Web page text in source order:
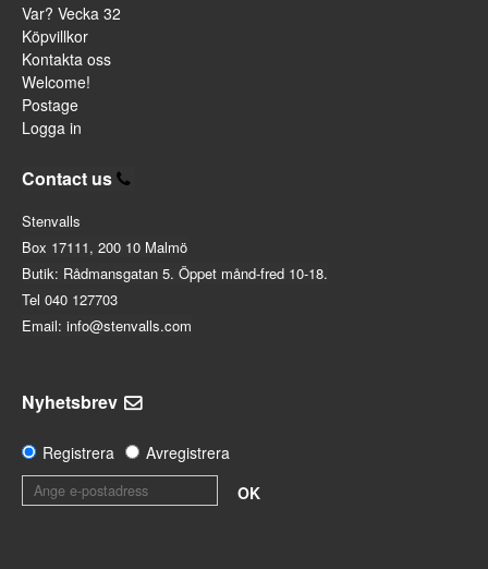
Var? Vecka 32
Köpvillkor
Kontakta oss
Welcome!
Postage
Logga in
Contact us
Stenvalls
Box 17111, 200 10 Malmö
Butik: Rådmansgatan 5. Öppet månd-fred 10-18.
Tel 040 127703
Email: info@stenvalls.com
Nyhetsbrev
Registrera
Avregistrera
OK